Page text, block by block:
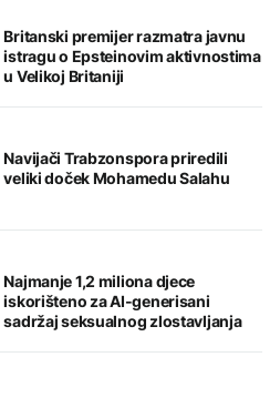
Britanski premijer razmatra javnu
istragu o Epsteinovim aktivnostima
u Velikoj Britaniji
Navijači Trabzonspora priredili
veliki doček Mohamedu Salahu
Najmanje 1,2 miliona djece
iskorišteno za AI-generisani
sadržaj seksualnog zlostavljanja